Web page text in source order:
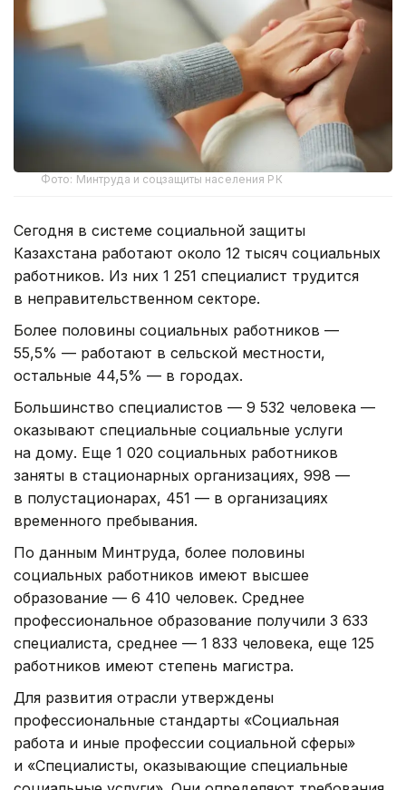
Фото: Минтруда и соцзащиты населения РК
Сегодня в системе социальной защиты
Казахстана работают около 12 тысяч социальных
работников. Из них 1 251 специалист трудится
в неправительственном секторе.
Более половины социальных работников —
55,5% — работают в сельской местности,
остальные 44,5% — в городах.
Большинство специалистов — 9 532 человека —
оказывают специальные социальные услуги
на дому. Еще 1 020 социальных работников
заняты в стационарных организациях, 998 —
в полустационарах, 451 — в организациях
временного пребывания.
По данным Минтруда, более половины
социальных работников имеют высшее
образование — 6 410 человек. Среднее
профессиональное образование получили 3 633
специалиста, среднее — 1 833 человека, еще 125
работников имеют степень магистра.
Для развития отрасли утверждены
профессиональные стандарты «Социальная
работа и иные профессии социальной сферы»
и «Специалисты, оказывающие специальные